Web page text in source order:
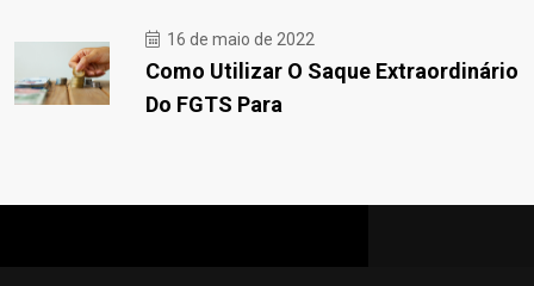
16 de maio de 2022
Como Utilizar O Saque Extraordinário
Do FGTS Para